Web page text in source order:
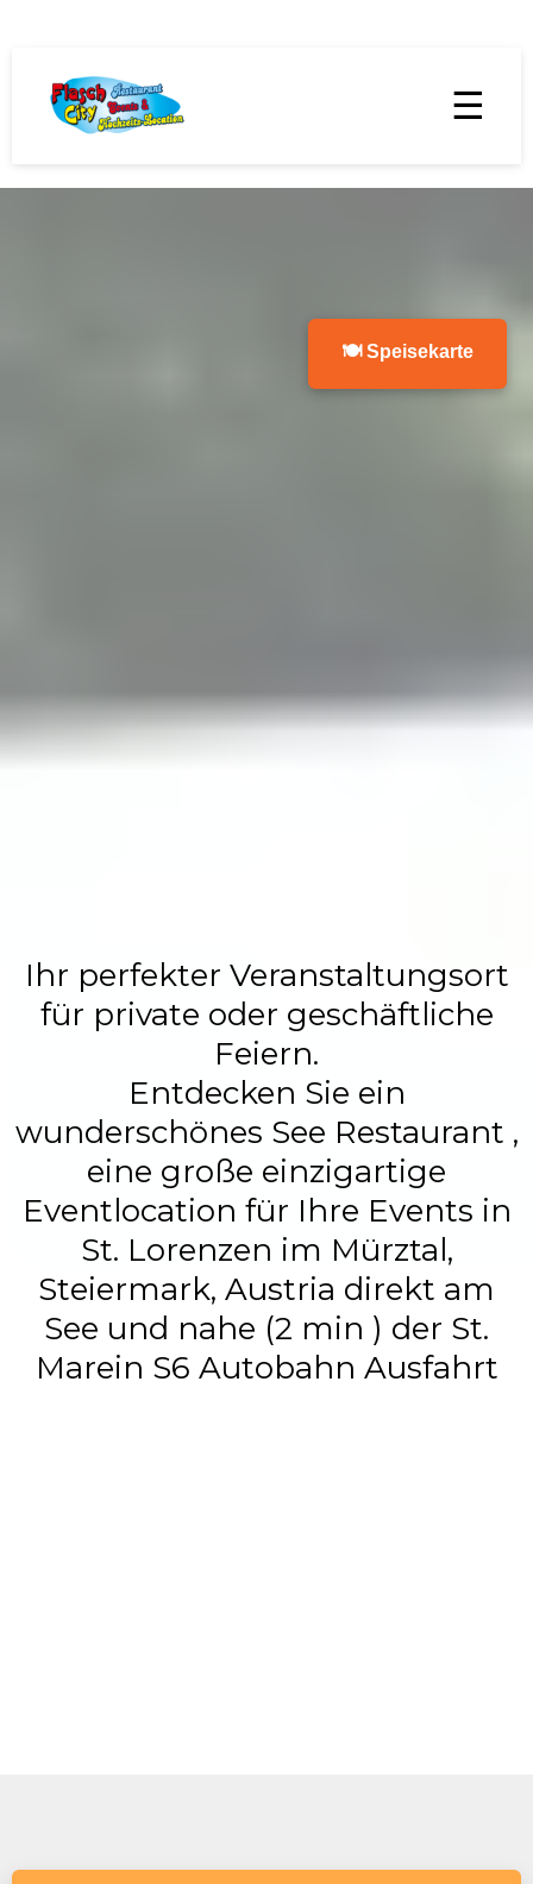
☰
🍽 Speisekarte
Restaurant,
Events &
Ihr perfekter Veranstaltungsort
für private oder geschäftliche
Feiern.
Entdecken Sie ein
wunderschönes See Restaurant ,
eine große einzigartige
Eventlocation für Ihre Events in
St. Lorenzen im Mürztal,
Steiermark, Austria direkt am
See und nahe (2 min ) der St.
Marein S6 Autobahn Ausfahrt